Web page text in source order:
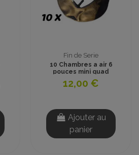
Fin de Serie
10 Chambres a air 6
pouces mini quad
12,00 €
Ajouter au
panier